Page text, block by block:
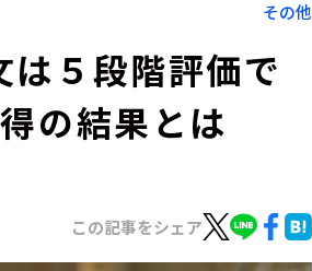
その他
は５段階評価で
の結果とは
この記事をシェア